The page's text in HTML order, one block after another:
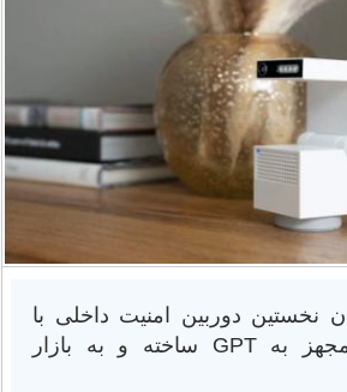
نخستین دوربین امنیت داخلی با
قابلیت هوشمند مجهز به GPT ساخته و به بازار